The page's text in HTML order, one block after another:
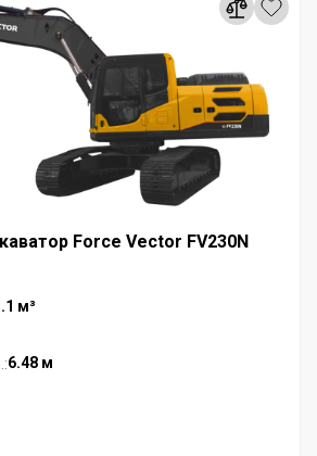
Force Vector FV230N
м³
6.48 м